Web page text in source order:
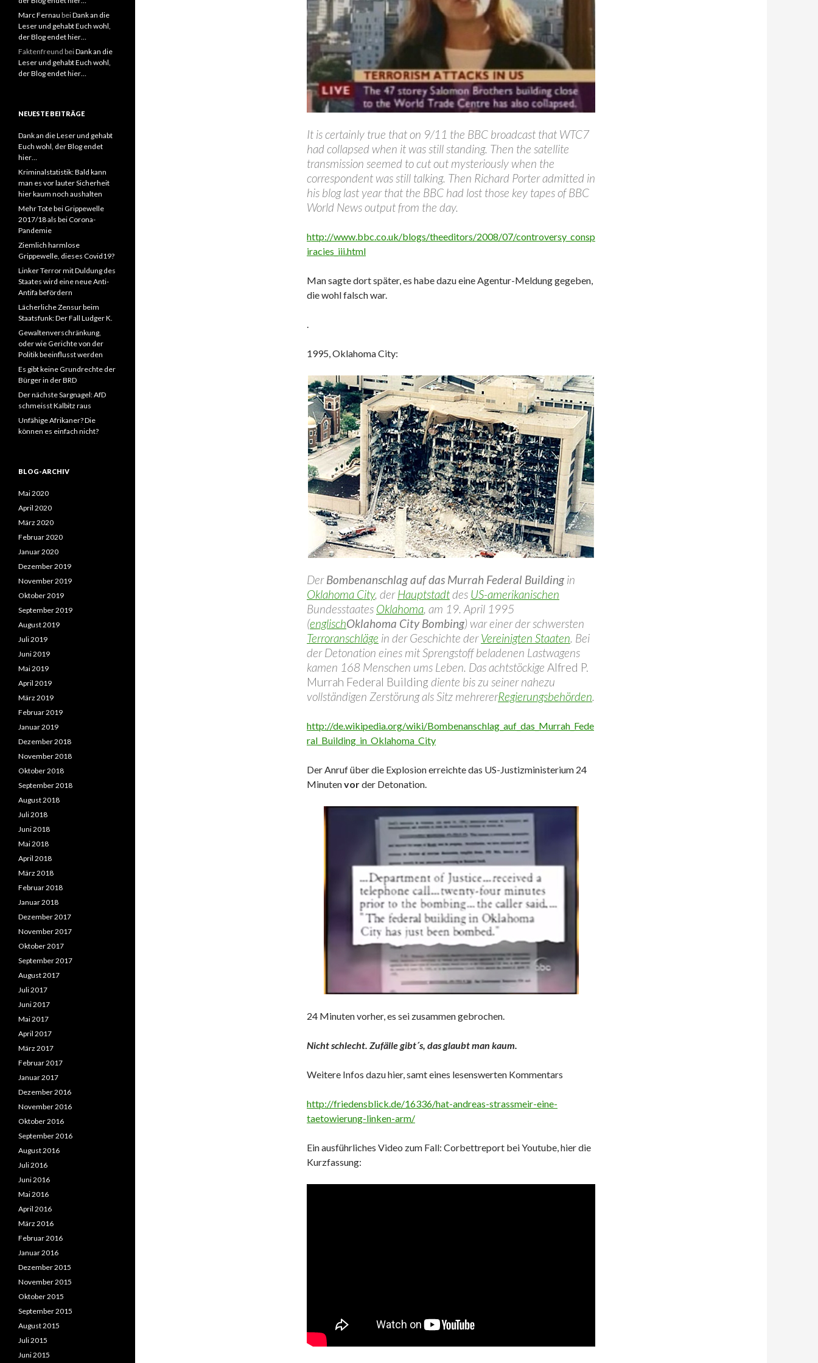
It is certainly true that on 9/11 the BBC broadcast that WTC7
had collapsed when it was still standing. Then the satellite
transmission seemed to cut out mysteriously when the
correspondent was still talking. Then Richard Porter admitted in
his blog last year that the BBC had lost those key tapes of BBC
World News output from the day.
http://www.bbc.co.uk/blogs/theeditors/2008/07/controversy_consp
iracies_iii.html
Man sagte dort später, es habe dazu eine Agentur-Meldung gegeben,
die wohl falsch war.
.
1995, Oklahoma City:
DerBombenanschlag auf das Murrah Federal Buildingin
Oklahoma City, derHauptstadtdes US-amerikanischen
Bundesstaates Oklahoma, am 19. April 1995
(englischOklahoma City Bombing) war einer der schwersten
Terroranschläge in der Geschichte derVereinigten Staaten. Bei
der Detonation eines mit Sprengstoff beladenen Lastwagens
kamen 168 Menschen ums Leben. Das achtstöckige Alfred P.
Murrah Federal Building diente bis zu seiner nahezu
vollständigen Zerstörung als Sitz mehrererRegierungsbehörden.
http://de.wikipedia.org/wiki/Bombenanschlag_auf_das_Murrah_Fede
ral_Building_in_Oklahoma_City
Der Anruf über die Explosion erreichte das US-Justizministerium 24
Minutenvorder Detonation.
24 Minuten vorher, es sei zusammen gebrochen.
Nicht schlecht. Zufälle gibt´s, das glaubt man kaum.
Weitere Infos dazu hier, samt eines lesenswerten Kommentars
http://friedensblick.de/16336/hat-andreas-strassmeir-eine-
taetowierung-linken-arm/
Ein ausführliches Video zum Fall: Corbettreport bei Youtube, hier die
Kurzfassung:
Marc Fernau beiDank an die
Leser und gehabt Euch wohl,
der Blog endet hier…
Faktenfreund beiDank an die
Leser und gehabt Euch wohl,
der Blog endet hier…
NEUESTE BEITRÄGE
Dank an die Leser und gehabt
Euch wohl, der Blog endet
hier…
Kriminalstatistik: Bald kann
man es vor lauter Sicherheit
hier kaum noch aushalten
Mehr Tote bei Grippewelle
2017/18 als bei Corona-
Pandemie
Ziemlich harmlose
Grippewelle, dieses Covid19?
Linker Terror mit Duldung des
Staates wird eine neue Anti-
Antifa befördern
Lächerliche Zensur beim
Staatsfunk: Der Fall Ludger K.
Gewaltenverschränkung,
oder wie Gerichte von der
Politik beeinflusst werden
Es gibt keine Grundrechte der
Bürger in der BRD
Der nächste Sargnagel: AfD
schmeisst Kalbitz raus
Unfähige Afrikaner? Die
können es einfach nicht?
BLOG-ARCHIV
Mai 2020
April 2020
März 2020
Februar 2020
Januar 2020
Dezember 2019
November 2019
Oktober 2019
September 2019
August 2019
Juli 2019
Juni 2019
Mai 2019
April 2019
März 2019
Februar 2019
Januar 2019
Dezember 2018
November 2018
Oktober 2018
September 2018
August 2018
Juli 2018
Juni 2018
Mai 2018
April 2018
März 2018
Februar 2018
Januar 2018
Dezember 2017
November 2017
Oktober 2017
September 2017
August 2017
Juli 2017
Juni 2017
Mai 2017
April 2017
März 2017
Februar 2017
Januar 2017
Dezember 2016
November 2016
Oktober 2016
September 2016
August 2016
Juli 2016
Juni 2016
Mai 2016
April 2016
März 2016
Februar 2016
Januar 2016
Dezember 2015
November 2015
Oktober 2015
September 2015
August 2015
Juli 2015
Juni 2015